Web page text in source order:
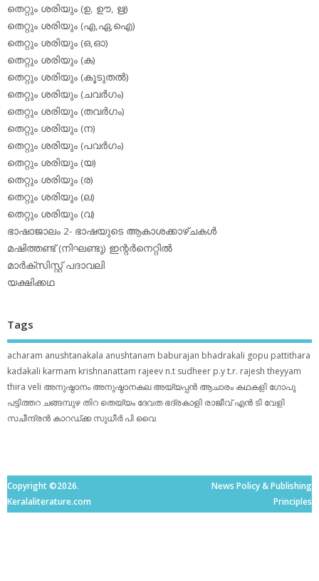
തെറ്റും ശരിയും (ഉ, ഊ, ഋ)
തെറ്റും ശരിയും (എ,ഏ,ഐ)
തെറ്റും ശരിയും (ഒ,ഓ)
തെറ്റും ശരിയും (ക)
തെറ്റും ശരിയും (കൂടുതല്‍)
തെറ്റും ശരിയും (ചവര്‍ഗം)
തെറ്റും ശരിയും (തവര്‍ഗം)
തെറ്റും ശരിയും (ന)
തെറ്റും ശരിയും (പവര്‍ഗം)
തെറ്റും ശരിയും (യ)
തെറ്റും ശരിയും (ര)
തെറ്റും ശരിയും (ല)
തെറ്റും ശരിയും (വ)
ഭാഷാജാലം 2- ഭാഷയുടെ ആകാശക്കാഴ്ചകള്‍
മഷിത്തണ്ട് (നിഘണ്ടു) ഇന്റര്‍നെറ്റില്‍
മാര്‍ക്‌സിസ്റ്റ് പദാവലി
യക്ഷിക്കഥ
Tags
acharam anushtanakala anushtanam baburajan bhadrakali gopu pattithara
kadakali karmam krishnanattam rajeev n.t sudheer p.yt.r. rajesh theyyam
thira veli അനുഷ്ഠാനം അനുഷ്ഠാനകല അയ്യപ്പന്‍ ആചാരം കഥകളി ഗോപു
പട്ടിത്തറ ചങ്ങമ്പുഴ തിറ തെയ്യം ദേവത ഭദ്രകാളി രാജീവ് എൻ ടി വേളി
സചീന്ദ്രന്‍ കാറഡ്ക്ക സുധീര്‍ പി വൈ
Copyright ©2026.
Keralaliterature.com
News Policy & Publishing
Principles